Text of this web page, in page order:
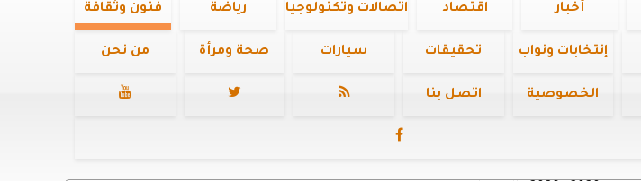
أخبار اقتصاد اتصالات وتكنولوجيا رياضة فنون وثقافة
إنتخابات ونواب تحقيقات سيارات صحة ومرأة من نحن
الخصوصية اتصل بنا 


